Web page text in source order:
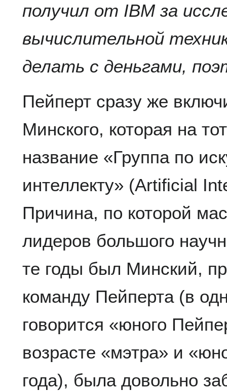
получил от IBM за
вычислительной
делать с деньгами,
Пейперт сразу же
Минского, которая на
название «Группа по
интеллекту» (Artificial
Причина, по которой
лидеров большого
те годы был Минский,
команду Пейперта (в
говорится «юного
возрасте «мэтра» и
года), была довольно